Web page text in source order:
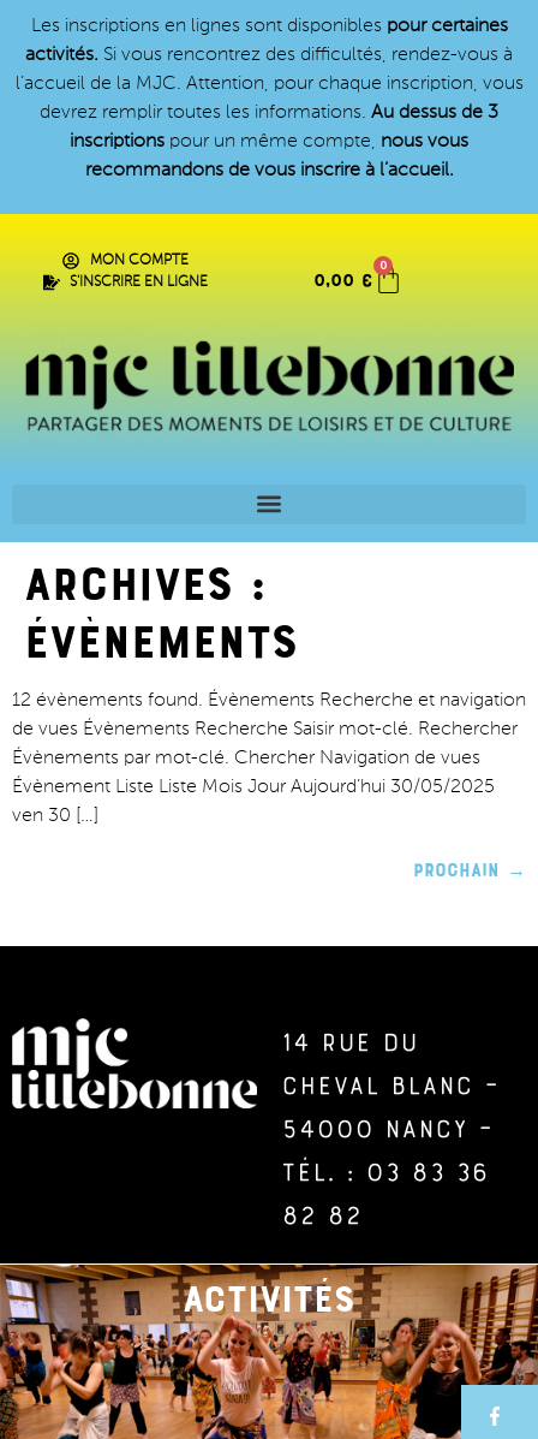
Les inscriptions en lignes sont disponibles pour certaines
activités. Si vous rencontrez des difficultés, rendez-vous à
l’accueil de la MJC. Attention, pour chaque inscription, vous
devrez remplir toutes les informations. Au dessus de 3
inscriptions pour un même compte, nous vous
recommandons de vous inscrire à l’accueil.
MON COMPTE
S'INSCRIRE EN LIGNE
0,00 €
0
Archives :
Évènements
12 évènements found. Évènements Recherche et navigation
de vues Évènements Recherche Saisir mot-clé. Rechercher
Évènements par mot-clé. Chercher Navigation de vues
Évènement Liste Liste Mois Jour Aujourd’hui 30/05/2025
ven 30 […]
Prochain →
14 rue du
Cheval Blanc –
54000 Nancy –
Tél. : 03 83 36
82 82
activités